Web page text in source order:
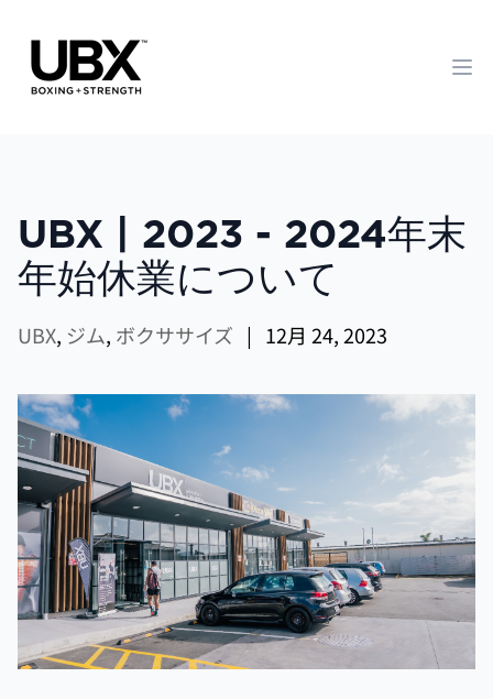
UBX | 2023 - 2024年末
年始休業について
UBX, ジム, ボクササイズ | 12月 24, 2023